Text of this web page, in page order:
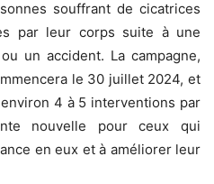
souffrant de cicatrices
par leur corps suite à une
un accident. La campagne,
le 30 juillet 2024, et
4 à 5 interventions par
nouvelle pour ceux qui
en eux et à améliorer leur